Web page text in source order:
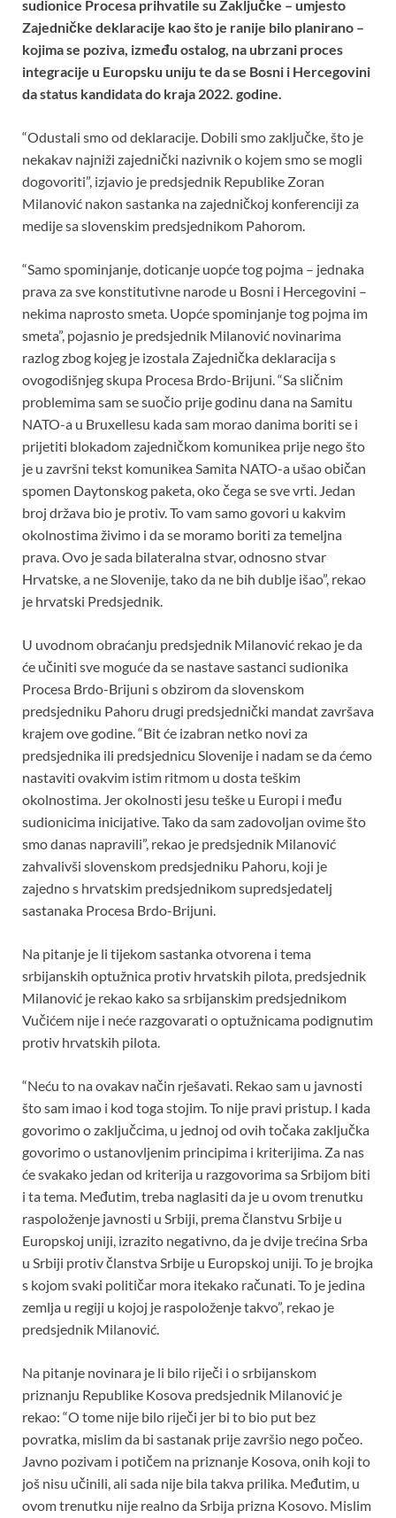
k
p
sudionice Procesa prihvatile su Zaključke – umjesto
Zajedničke deklaracije kao što je ranije bilo planirano –
kojima se poziva, između ostalog, na ubrzani proces
integracije u Europsku uniju te da se Bosni i Hercegovini
da status kandidata do kraja 2022. godine.
“Odustali smo od deklaracije. Dobili smo zaključke, što je
nekakav najniži zajednički nazivnik o kojem smo se mogli
dogovoriti”, izjavio je predsjednik Republike Zoran
Milanović nakon sastanka na zajedničkoj konferenciji za
medije sa slovenskim predsjednikom Pahorom.
“Samo spominjanje, doticanje uopće tog pojma – jednaka
prava za sve konstitutivne narode u Bosni i Hercegovini –
nekima naprosto smeta. Uopće spominjanje tog pojma im
smeta”, pojasnio je predsjednik Milanović novinarima
razlog zbog kojeg je izostala Zajednička deklaracija s
ovogodišnjeg skupa Procesa Brdo-Brijuni. “Sa sličnim
problemima sam se suočio prije godinu dana na Samitu
NATO-a u Bruxellesu kada sam morao danima boriti se i
prijetiti blokadom zajedničkom komunikea prije nego što
je u završni tekst komunikea Samita NATO-a ušao običan
spomen Daytonskog paketa, oko čega se sve vrti. Jedan
broj država bio je protiv. To vam samo govori u kakvim
okolnostima živimo i da se moramo boriti za temeljna
prava. Ovo je sada bilateralna stvar, odnosno stvar
Hrvatske, a ne Slovenije, tako da ne bih dublje išao”, rekao
je hrvatski Predsjednik.
U uvodnom obraćanju predsjednik Milanović rekao je da
će učiniti sve moguće da se nastave sastanci sudionika
Procesa Brdo-Brijuni s obzirom da slovenskom
predsjedniku Pahoru drugi predsjednički mandat završava
krajem ove godine. “Bit će izabran netko novi za
predsjednika ili predsjednicu Slovenije i nadam se da ćemo
nastaviti ovakvim istim ritmom u dosta teškim
okolnostima. Jer okolnosti jesu teške u Europi i među
sudionicima inicijative. Tako da sam zadovoljan ovime što
smo danas napravili”, rekao je predsjednik Milanović
zahvalivši slovenskom predsjedniku Pahoru, koji je
zajedno s hrvatskim predsjednikom supredsjedatelj
sastanaka Procesa Brdo-Brijuni.
Na pitanje je li tijekom sastanka otvorena i tema
srbijanskih optužnica protiv hrvatskih pilota, predsjednik
Milanović je rekao kako sa srbijanskim predsjednikom
Vučićem nije i neće razgovarati o optužnicama podignutim
protiv hrvatskih pilota.
“Neću to na ovakav način rješavati. Rekao sam u javnosti
što sam imao i kod toga stojim. To nije pravi pristup. I kada
govorimo o zaključcima, u jednoj od ovih točaka zaključka
govorimo o ustanovljenim principima i kriterijima. Za nas
će svakako jedan od kriterija u razgovorima sa Srbijom biti
i ta tema. Međutim, treba naglasiti da je u ovom trenutku
raspoloženje javnosti u Srbiji, prema članstvu Srbije u
Europskoj uniji, izrazito negativno, da je dvije trećina Srba
u Srbiji protiv članstva Srbije u Europskoj uniji. To je brojka
s kojom svaki političar mora itekako računati. To je jedina
zemlja u regiji u kojoj je raspoloženje takvo”, rekao je
predsjednik Milanović.
Na pitanje novinara je li bilo riječi i o srbijanskom
priznanju Republike Kosova predsjednik Milanović je
rekao: “O tome nije bilo riječi jer bi to bio put bez
povratka, mislim da bi sastanak prije završio nego počeo.
Javno pozivam i potičem na priznanje Kosova, onih koji to
još nisu učinili, ali sada nije bila takva prilika. Međutim, u
ovom trenutku nije realno da Srbija prizna Kosovo. Mislim